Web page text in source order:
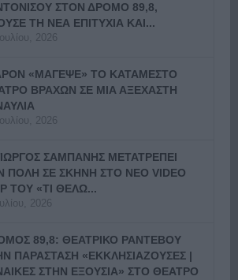
ΣΤΟΝ ΔΡΟΜΟ 89,8,
ΤΗ ΝΕΑ ΕΠΙΤΥΧΙΑ ΚΑΙ...
2026
«ΜΑΓΕΨΕ» ΤΟ ΚΑΤΑΜΕΣΤΟ
ΒΡΑΧΩΝ ΣΕ ΜΙΑ ΑΞΕΧΑΣΤΗ
2026
ΣΑΜΠΑΝΗΣ ΜΕΤΑΤΡΕΠΕΙ
ΠΟΛΗ ΣΕ ΣΚΗΝΗ ΣΤΟ ΝΕΟ VIDEO
ΤΟΥ «ΤΙ ΘΕΛΩ...
2026
89,8: ΘΕΑΤΡΙΚΟ ΡΑΝΤΕΒΟΥ
ΠΑΡΑΣΤΑΣΗ «ΕΚΚΛΗΣΙΑΖΟΥΣΕΣ |
ΣΤΗΝ ΕΞΟΥΣΙΑ» ΣΤΟ ΘΕΑΤΡΟ